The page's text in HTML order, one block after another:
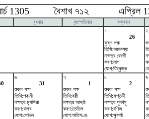
1305 বৈশাখ ৭১২ এপ্রিল
বুধবার বৃহস্পতিবার
শুক্রবার
১
26
কৃষ্ণ পক্ষ
তিথি:অমাবশ্যা
নক্ষত্র:রেবতী
করণ:নাগ
যোগ:বিষ্কুম্ভ
২
৬
31
শুক্ল পক্ষ
তিথি:পঞ্চমী
নক্ষত্র:মৃগশিরা
করণ:বালব
যোগ:শোভন
৭
1
শুক্ল পক্ষ
তিথি:ষষ্ঠী
নক্ষত্র:আর্দ্রা
করণ:তৈতিল
যোগ:অতিগণ্ড
৮
2
শুক্ল পক্ষ
তিথি:সপ্তমী
নক্ষত্র:পুনর্বসু
করণ:বণিজ
যোগ:সুকর্মা
৯